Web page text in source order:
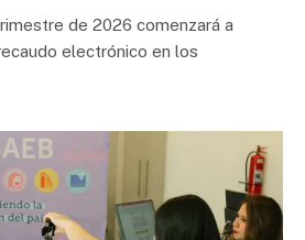
de 2026 comenzará a
electrónico en los